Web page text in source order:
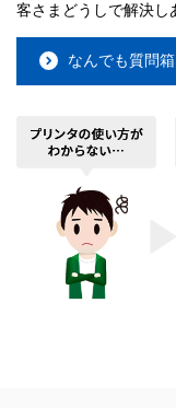
客さまどうしで解決し
なんでも質問箱